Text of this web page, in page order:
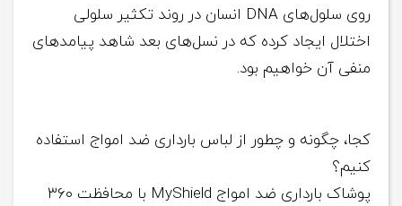
روی سلول‌های DNA انسان در روند تکثیر سلولی
اختلال ایجاد کرده که در نسل‌های بعد شاهد پیامدهای
منفی آن خواهیم بود.
کجا، چگونه و چطور از لباس بارداری ضد امواج استفاده
کنیم؟
پوشاک بارداری ضد امواج MyShield با محافظت ۳۶۰